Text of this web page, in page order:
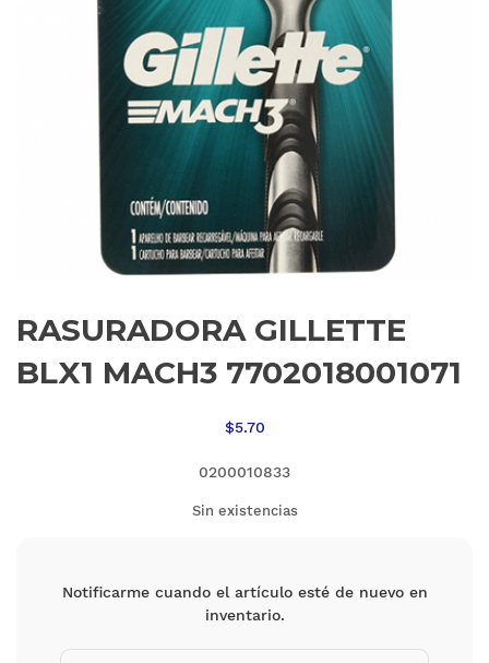
RASURADORA GILLETTE
BLX1 MACH3 7702018001071
$5.70
0200010833
Sin existencias
Notificarme cuando el artículo esté de nuevo en
inventario.